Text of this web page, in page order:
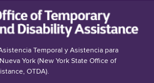
Temporal y Asistencia para
York (New York State Office of
OTDA).